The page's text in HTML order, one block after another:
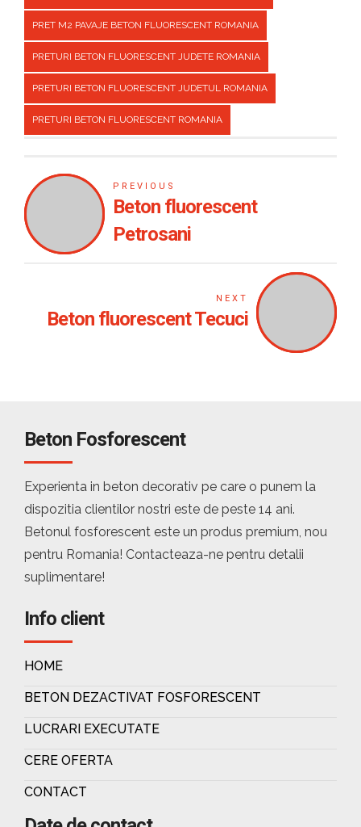
PRET M2 PAVAJE BETON FLUORESCENT ROMANIA
PRETURI BETON FLUORESCENT JUDETE ROMANIA
PRETURI BETON FLUORESCENT JUDETUL ROMANIA
PRETURI BETON FLUORESCENT ROMANIA
PREVIOUS
Beton fluorescent
Petrosani
NEXT
Beton fluorescent Tecuci
Beton Fosforescent
Experienta in beton decorativ pe care o punem la
dispozitia clientilor nostri este de peste 14 ani.
Betonul fosforescent este un produs premium, nou
pentru Romania! Contacteaza-ne pentru detalii
suplimentare!
Info client
HOME
BETON DEZACTIVAT FOSFORESCENT
LUCRARI EXECUTATE
CERE OFERTA
CONTACT